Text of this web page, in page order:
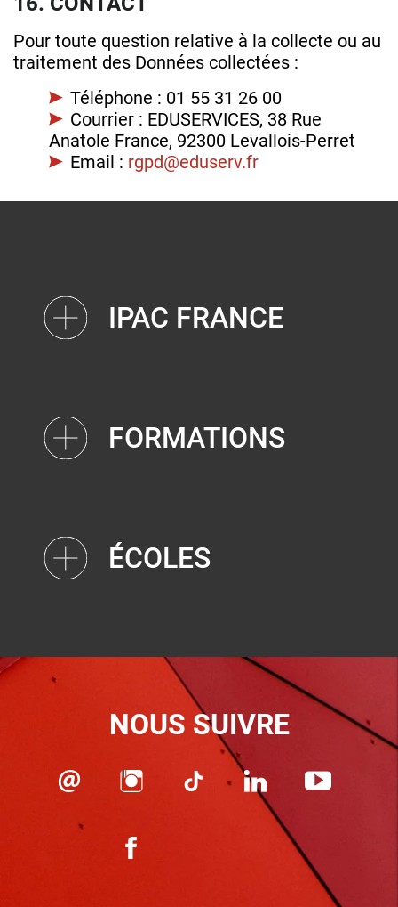
Pour toute question relative à la collecte ou au
traitement des Données collectées :
Téléphone : 01 55 31 26 00
Courrier : EDUSERVICES, 38 Rue
Anatole France, 92300 Levallois-Perret
Email : rgpd@eduserv.fr
IPAC FRANCE
FORMATIONS
ÉCOLES
NOUS SUIVRE